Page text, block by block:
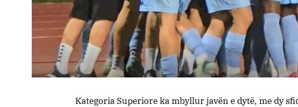
Kategoria Superiore ka mbyllur javën e dytë, me dy